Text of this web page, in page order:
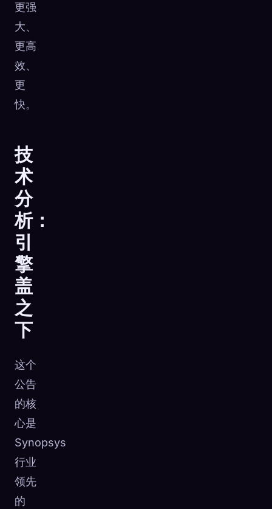
更强
大、
更高
效、
更
快。
技
术
分
析：
引
擎
盖
之
下
这个
公告
的核
心是
Synopsys
行业
领先
的